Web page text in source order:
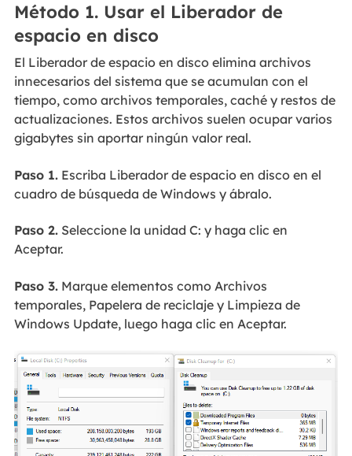
Método 1. Usar el Liberador de
espacio en disco
El Liberador de espacio en disco elimina archivos
innecesarios del sistema que se acumulan con el
tiempo, como archivos temporales, caché y restos de
actualizaciones. Estos archivos suelen ocupar varios
gigabytes sin aportar ningún valor real.
Paso 1.Escriba Liberador de espacio en disco en el
cuadro de búsqueda de Windows y ábralo.
Paso 2.Seleccione la unidad C: y haga clic en
Aceptar.
Paso 3.Marque elementos como Archivos
temporales, Papelera de reciclaje y Limpieza de
Windows Update, luego haga clic en Aceptar.